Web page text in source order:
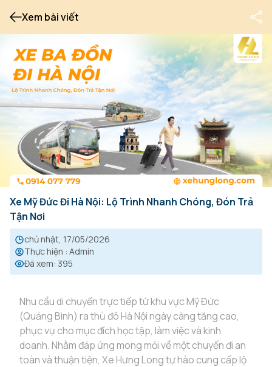
Xem bài viết
Xe Mỹ Đức Đi Hà Nội: Lộ Trình Nhanh Chóng, Đón Trả
Tận Nơi
chủ nhật, 17/05/2026
Thực hiện : Admin
Đã xem: 395
Nhu cầu di chuyển trực tiếp từ khu vực Mỹ Đức
(Quảng Bình) ra thủ đô Hà Nội ngày càng tăng cao,
phục vụ cho mục đích học tập, làm việc và kinh
doanh. Nhằm đáp ứng mong mỏi về một chuyến đi an
toàn và thuận tiện, Xe Hưng Long tự hào cung cấp lộ